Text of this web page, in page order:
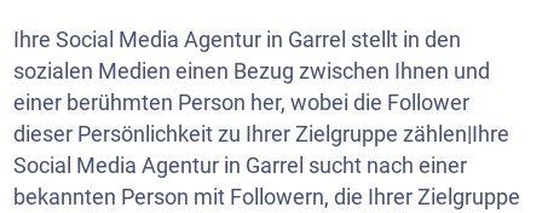
Ihre Social Media Agentur in Garrel stellt in den
sozialen Medien einen Bezug zwischen Ihnen und
einer berühmten Person her, wobei die Follower
dieser Persönlichkeit zu Ihrer Zielgruppe zählen|Ihre
Social Media Agentur in Garrel sucht nach einer
bekannten Person mit Followern, die Ihrer Zielgruppe